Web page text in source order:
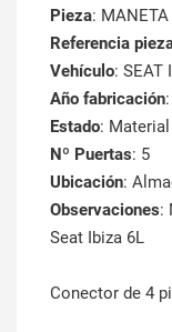
Pieza: MANETA
Referencia
Vehículo: SEAT
Año fabricación
Estado:
Nº Puertas: 5
Ubicación:
Observaciones:
Seat Ibiza 6L
Conector de 4